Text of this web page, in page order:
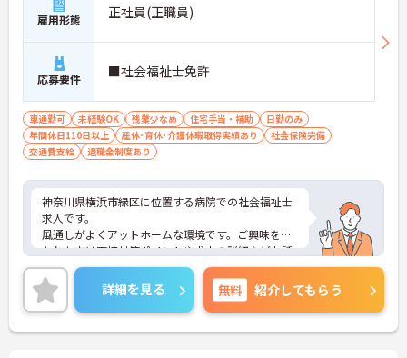
雇用形態 正社員(正職員)
応募要件 ■社会福祉士免許
車通勤可 未経験OK 残業少なめ 住宅手当・補助
日勤のみ
年間休日110日以上
産休･育休･介護休暇取得実績あり
社会保険完備
交通費支給
退職金制度あり
神奈川県横浜市緑区に位置する病院での社会福祉士
求人です。
風通しがよくアットホームな環境です。ご興味を持
たれた方は面接対策ポイントや求人の詳細などお話
しいたしますのでお気軽にお問い合わせ下さい。
詳細を見る 無料 紹介してもらう